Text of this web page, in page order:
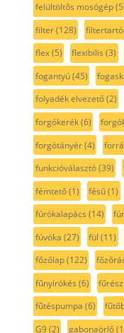
felültöltős mosógép
filter(128) filtertartó
flex(5) flexibilis (3)
fogantyú(45)
folyadék elvezető(2)
forgókerék(6)
forgótányér(4)
funkcióválasztó(39)
fémtető(1) fésű(1)
fúrókalapács (14)
fúvóka (27) fül (11)
főzőlap(122)
fűnyírókés (6) fűrész
fűtéspumpa (6)
G9(2) gabonaörlő